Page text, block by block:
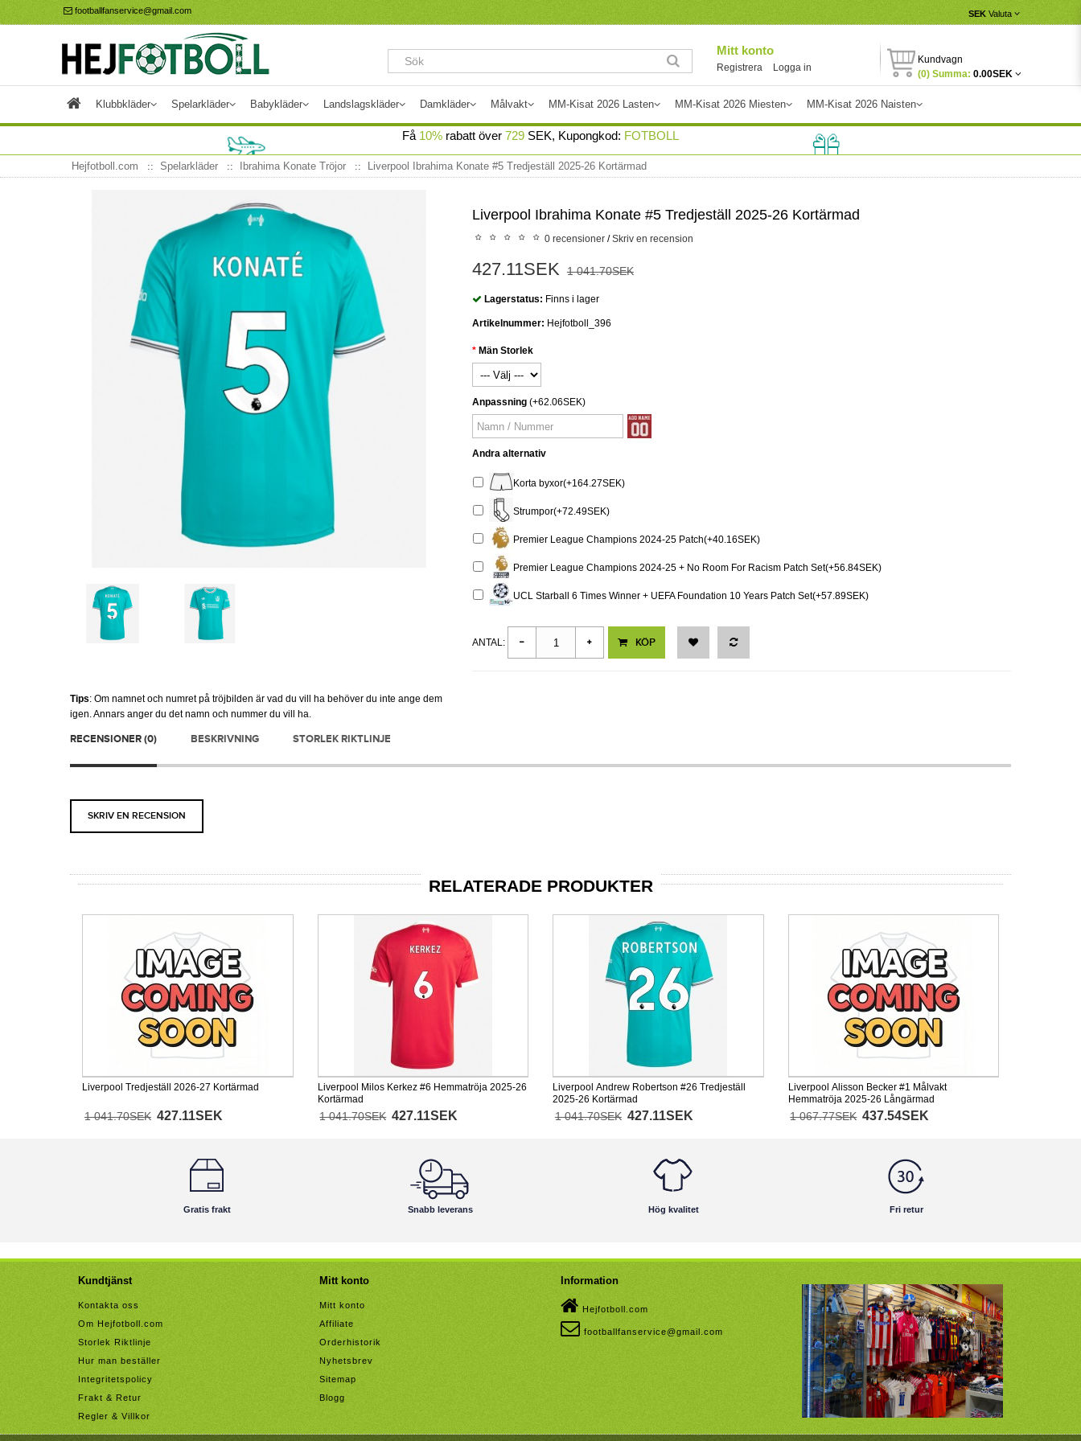
footballfanservice@gmail.com SEK Valuta
Mitt konto
Registrera Logga in
Kundvagn
(0) Summa: 0.00SEK
Klubbkläder Spelarkläder Babykläder Landslagskläder Damkläder Målvakt MM-Kisat 2026 Lasten MM-Kisat 2026 Miesten MM-Kisat 2026 Naisten
Få 10% rabatt över 729 SEK, Kupongkod: FOTBOLL
Hejfotboll.com Spelarkläder Ibrahima Konate Tröjor Liverpool Ibrahima Konate #5 Tredjeställ 2025-26 Kortärmad
Tips: Om namnet och numret på tröjbilden är vad du vill ha behöver du inte ange dem
igen. Annars anger du det namn och nummer du vill ha.
Liverpool Ibrahima Konate #5 Tredjeställ 2025-26 Kortärmad
0 recensioner /Skriv en recension
427.11SEK 1 041.70SEK
Lagerstatus: Finns i lager
Artikelnummer: Hejfotboll_396
Män Storlek
Anpassning (+62.06SEK)
Andra alternativ
Korta byxor(+164.27SEK)
Strumpor(+72.49SEK)
Premier League Champions 2024-25 Patch(+40.16SEK)
Premier League Champions 2024-25 + No Room For Racism Patch Set(+56.84SEK)
UCL Starball 6 Times Winner + UEFA Foundation 10 Years Patch Set(+57.89SEK)
ANTAL: KÖP
RECENSIONER (0) BESKRIVNING STORLEK RIKTLINJE
SKRIV EN RECENSION
RELATERADE PRODUKTER
Liverpool Tredjeställ 2026-27 Kortärmad
1 041.70SEK 427.11SEK
Liverpool Milos Kerkez #6 Hemmatröja 2025-26
Kortärmad
1 041.70SEK 427.11SEK
Liverpool Andrew Robertson #26 Tredjeställ
2025-26 Kortärmad
1 041.70SEK 427.11SEK
Liverpool Alisson Becker #1 Målvakt
Hemmatröja 2025-26 Långärmad
1 067.77SEK 437.54SEK
Gratis frakt Snabb leverans Hög kvalitet Fri retur
Kundtjänst
Kontakta oss
Om Hejfotboll.com
Storlek Riktlinje
Hur man beställer
Integritetspolicy
Frakt & Retur
Regler & Villkor
Mitt konto
Mitt konto
Affiliate
Orderhistorik
Nyhetsbrev
Sitemap
Blogg
Information
Hejfotboll.com
footballfanservice@gmail.com